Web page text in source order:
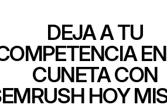
DEJA A TU
CUNETA CON
HOY